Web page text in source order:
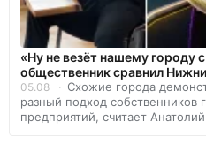
«Ну не везёт нашему городу
общественник сравнил
05.08
Схожие города
разный подход собственников
предприятий, считает